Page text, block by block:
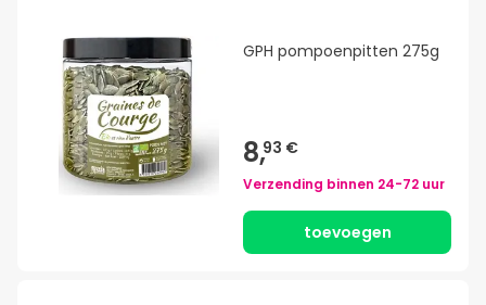
GPH pompoenpitten 275g
8,93 €
Verzending binnen 24-72 uur
toevoegen